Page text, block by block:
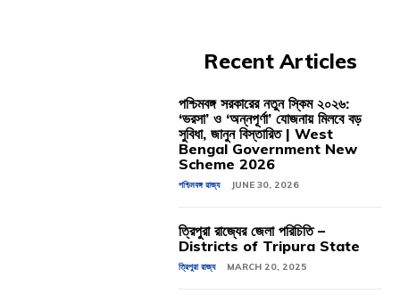
Recent Articles
পশ্চিমবঙ্গ সরকারের নতুন স্কিম ২০২৬:
‘ভরসা’ ও ‘অন্নপূর্ণা’ যোজনায় মিলবে বড়
সুবিধা, জানুন বিস্তারিত | West
Bengal Government New
Scheme 2026
পশ্চিমবঙ্গ রাজ্য JUNE 30, 2026
ত্রিপুরা রাজ্যের জেলা পরিচিতি –
Districts of Tripura State
ত্রিপুরা রাজ্য MARCH 20, 2025